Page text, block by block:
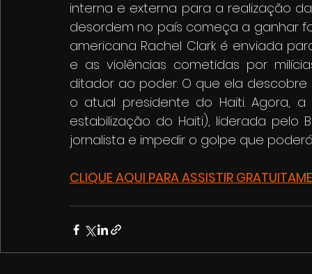
interna e externa para a realização
desordem no país começa a ganhar
americana Rachel Clark é enviada
e as violências cometidas por
ditador ao poder. O que ela
o atual presidente do Haiti. Agora, a
estabilização do Haiti), liderada pelo
jornalista e impedir o golpe que
CLIQUE AQUI PARA ASSISTIR